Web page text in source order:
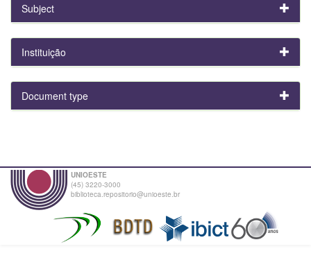
Subject
Instituição
Document type
UNIOESTE
(45) 3220-3000
biblioteca.repositorio@unioeste.br